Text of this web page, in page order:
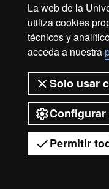
La web de la
utiliza cookies
técnicos y
acceda a nuestra
Solo usar
Permitir